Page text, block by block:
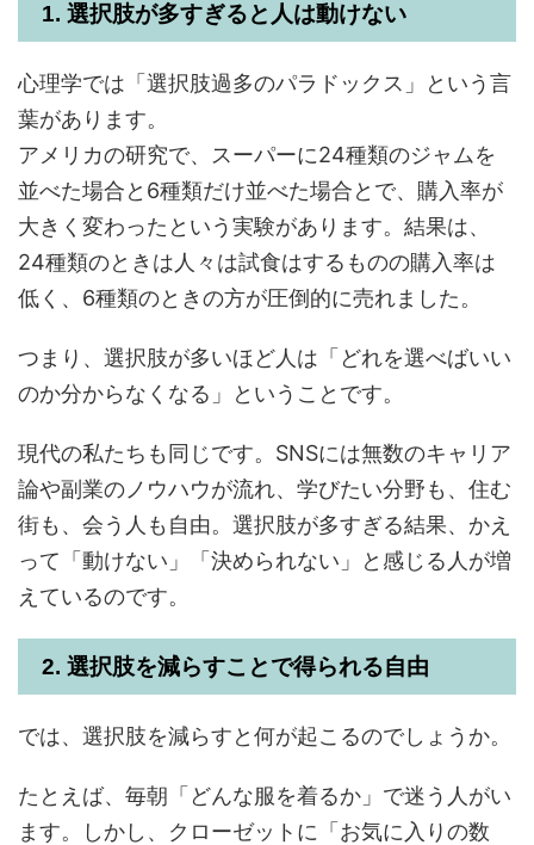
1. 選択肢が多すぎると人は動けない
心理学では「選択肢過多のパラドックス」という言
葉があります。
アメリカの研究で、スーパーに24種類のジャムを
並べた場合と6種類だけ並べた場合とで、購入率が
大きく変わったという実験があります。結果は、
24種類のときは人々は試食はするものの購入率は
低く、6種類のときの方が圧倒的に売れました。
つまり、選択肢が多いほど人は「どれを選べばいい
のか分からなくなる」ということです。
現代の私たちも同じです。SNSには無数のキャリア
論や副業のノウハウが流れ、学びたい分野も、住む
街も、会う人も自由。選択肢が多すぎる結果、かえ
って「動けない」「決められない」と感じる人が増
えているのです。
2. 選択肢を減らすことで得られる自由
では、選択肢を減らすと何が起こるのでしょうか。
たとえば、毎朝「どんな服を着るか」で迷う人がい
ます。しかし、クローゼットに「お気に入りの数